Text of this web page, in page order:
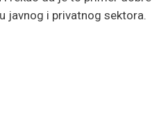
javnog i privatnog sektora.